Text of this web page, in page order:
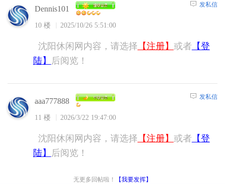
Dennis101
10 楼 2025/10/26 5:51:00
发私信
沈阳休闲网内容，请选择 【注册】 或者 【登
陆】
后阅览！
aaa777888
11 楼 2026/3/22 19:47:00
发私信
沈阳休闲网内容，请选择 【注册】 或者 【登
陆】
后阅览！
无更多回帖啦！ 【我要发挥】